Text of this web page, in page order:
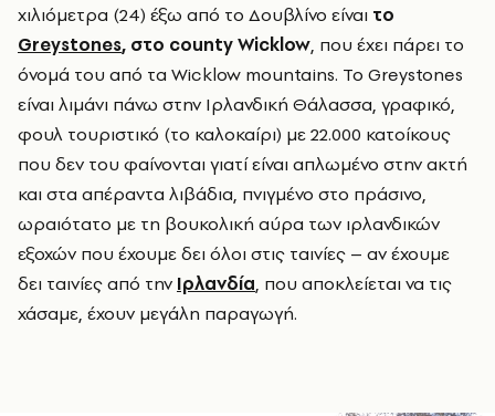
χιλιόμετρα (24) έξω από το Δουβλίνο είναι το
Greystones, στο countyWicklow, που έχει πάρει το
όνομά του από τα Wicklow mountains. Το Greystones
είναι λιμάνι πάνω στην Ιρλανδική Θάλασσα, γραφικό,
φουλ τουριστικό (το καλοκαίρι) με 22.000 κατοίκους
που δεν του φαίνονται γιατί είναι απλωμένο στην ακτή
και στα απέραντα λιβάδια, πνιγμένο στο πράσινο,
ωραιότατο με τη βουκολική αύρα των ιρλανδικών
εξοχών που έχουμε δει όλοι στις ταινίες – αν έχουμε
δει ταινίες από την Ιρλανδία, που αποκλείεται να τις
χάσαμε, έχουν μεγάλη παραγωγή.